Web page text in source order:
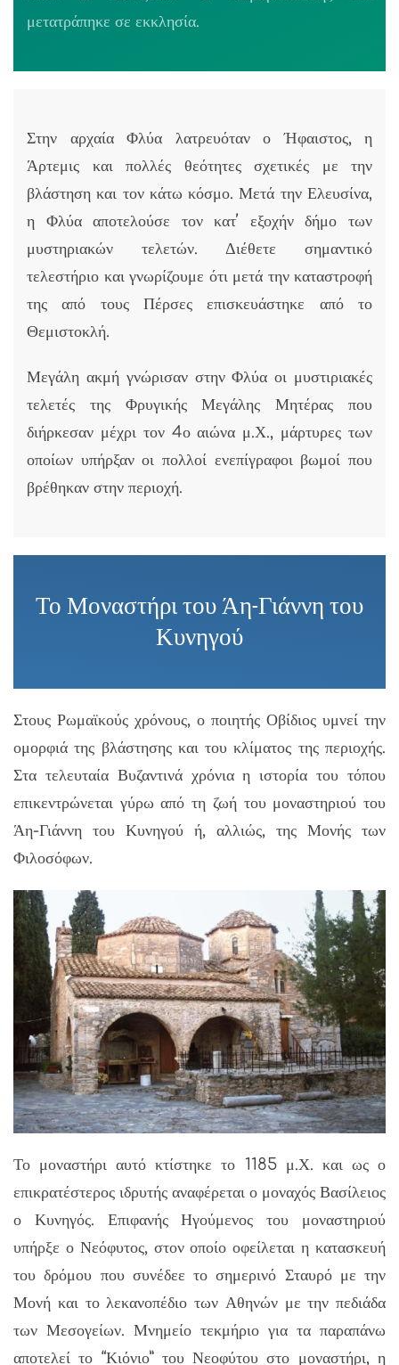
μετατράπηκε σε εκκλησία.
Στην αρχαία Φλύα λατρευόταν ο Ήφαιστος, η
Άρτεμις και πολλές θεότητες σχετικές με την
βλάστηση και τον κάτω κόσμο. Μετά την Ελευσίνα,
η Φλύα αποτελούσε τον κατ’ εξοχήν δήμο των
μυστηριακών τελετών. Διέθετε σημαντικό
τελεστήριο και γνωρίζουμε ότι μετά την καταστροφή
της από τους Πέρσες επισκευάστηκε από το
Θεμιστοκλή.
Μεγάλη ακμή γνώρισαν στην Φλύα οι μυστιριακές
τελετές της Φρυγικής Μεγάλης Μητέρας που
διήρκεσαν μέχρι τον 4ο αιώνα μ.Χ., μάρτυρες των
οποίων υπήρξαν οι πολλοί ενεπίγραφοι βωμοί που
βρέθηκαν στην περιοχή.
Το Μοναστήρι του Άη-Γιάννη του
Κυνηγού
Στους Ρωμαϊκούς χρόνους, ο ποιητής Οβίδιος υμνεί την
ομορφιά της βλάστησης και του κλίματος της περιοχής.
Στα τελευταία Βυζαντινά χρόνια η ιστορία του τόπου
επικεντρώνεται γύρω από τη ζωή του μοναστηριού του
Άη-Γιάννη του Κυνηγού ή, αλλιώς, της Μονής των
Φιλοσόφων.
Το μοναστήρι αυτό κτίστηκε το 1185 μ.Χ. και ως ο
επικρατέστερος ιδρυτής αναφέρεται ο μοναχός Βασίλειος
ο Κυνηγός. Επιφανής Ηγούμενος του μοναστηριού
υπήρξε ο Νεόφυτος, στον οποίο οφείλεται η κατασκευή
του δρόμου που συνέδεε το σημερινό Σταυρό με την
Μονή και το λεκανοπέδιο των Αθηνών με την πεδιάδα
των Μεσογείων. Μνημείο τεκμήριο για τα παραπάνω
αποτελεί το “Κιόνιο” του Νεοφύτου στο μοναστήρι, η